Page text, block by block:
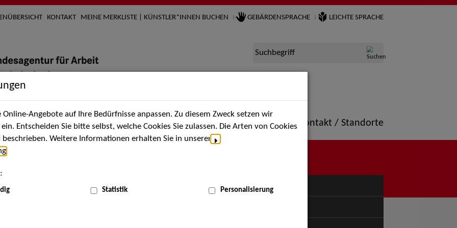
KONTAKT MEINE MERKLISTE | KÜNSTLER*INNEN BUCHEN GEBÄRDENSPRACHE LEICHTE SPRACHE
Suchbegriff
Künstler*innen Über uns Aktuelles Termine Portfolio Kontakt / Standorte
MENÜ
Angebote auf Ihre Bedürfnisse anpassen. Zu diesem Zweck setzen wir
Entscheiden Sie bitte selbst, welche Cookies Sie zulassen. Die Arten von Cookies
Weitere Informationen erhalten Sie in unserer
Statistik Personalisierung